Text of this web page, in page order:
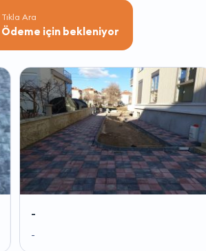
Tıkla Ara
Ödeme için bekleniyor